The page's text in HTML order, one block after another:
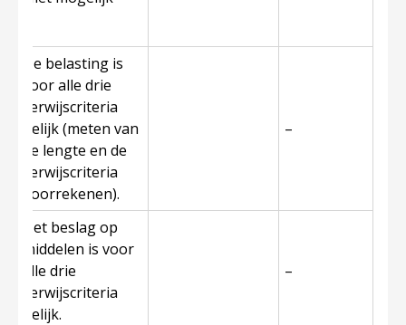
De belasting is
voor alle drie
verwijscriteria
gelijk (meten van
de lengte en de
verwijscriteria
doorrekenen).
–
Het beslag op
middelen is voor
alle drie
verwijscriteria
gelijk.
–